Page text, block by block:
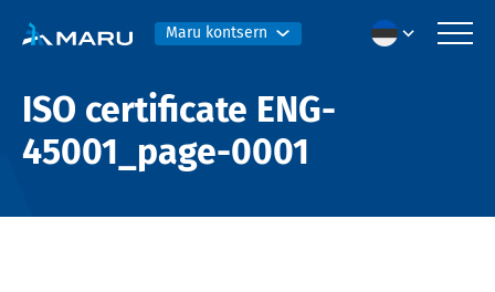
Maru kontsern
ISO certificate ENG-
45001_page-0001